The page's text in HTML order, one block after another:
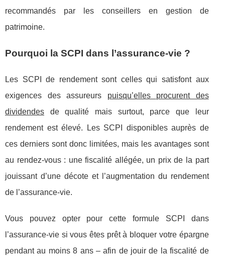
recommandés par les conseillers en gestion de
patrimoine.
Pourquoi la SCPI dans l’assurance-vie ?
Les SCPI de rendement sont celles qui satisfont aux
exigences des assureurs puisqu’elles procurent des
dividendes de qualité mais surtout, parce que leur
rendement est élevé. Les SCPI disponibles auprès de
ces derniers sont donc limitées, mais les avantages sont
au rendez-vous : une fiscalité allégée, un prix de la part
jouissant d’une décote et l’augmentation du rendement
de l’assurance-vie.
Vous pouvez opter pour cette formule SCPI dans
l’assurance-vie si vous êtes prêt à bloquer votre épargne
pendant au moins 8 ans – afin de jouir de la fiscalité de